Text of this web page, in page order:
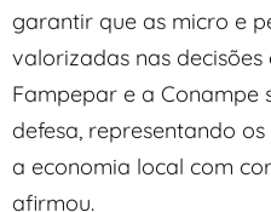
garantir que as micro e
valorizadas nas
Fampepar e a Conampe
defesa, representando
a economia local com
afirmou.